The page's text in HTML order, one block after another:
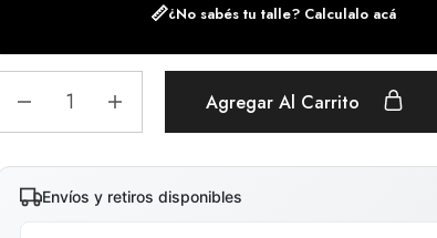
📏¿No sabés tu talle? Calculalo acá
Agregar Al Carrito
Envíos y retiros disponibles